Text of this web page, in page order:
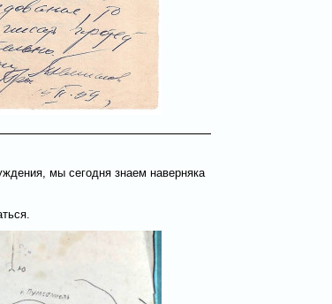
мы сегодня знаем наверняка